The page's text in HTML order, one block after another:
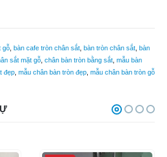
gỗ bàn cafe tròn chân sắt bàn tròn chân sắt bàn
sắt mặt gỗ chân bàn tròn bằng sắt mẫu bàn
đẹp mẫu chân bàn tròn đẹp mẫu chân bàn tròn gỗ